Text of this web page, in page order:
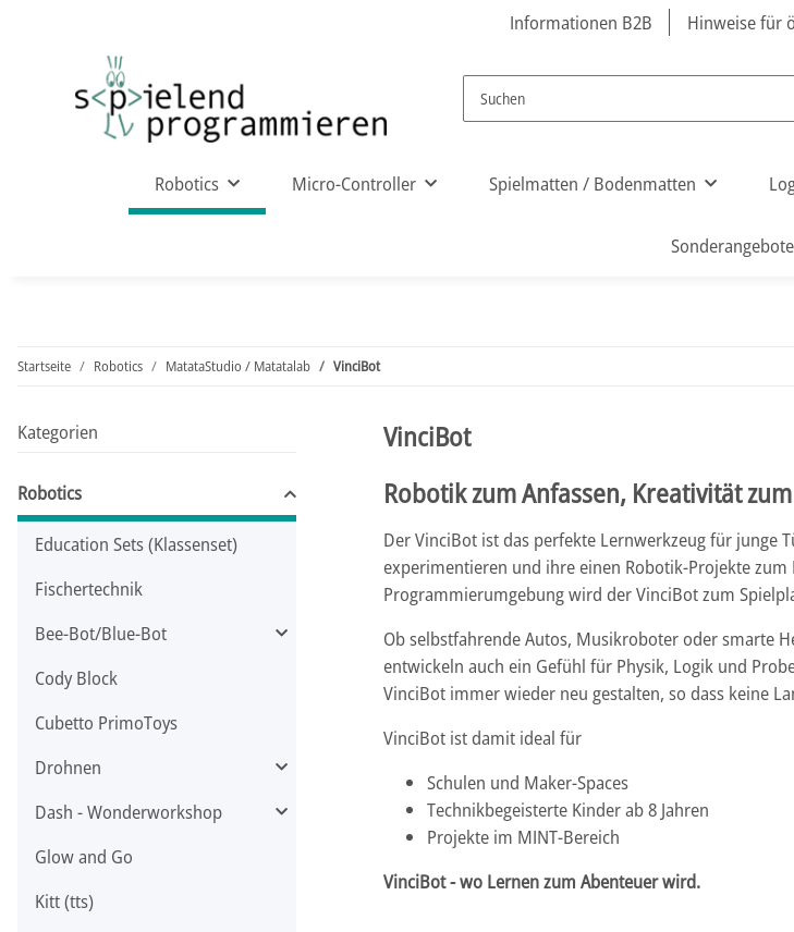
Informationen B2B Hinweise für
Robotics Micro-Controller Spielmatten / Bodenmatten
Sonderangebote
Startseite Robotics MatataStudio / Matatalab VinciBot
VinciBot
Robotik zum Anfassen, Kreativität
Der VinciBot ist das perfekte Lernwerkzeug für junge
experimentieren und ihre einen Robotik-Projekte
Programmierumgebung wird der VinciBot zum
Ob selbstfahrende Autos, Musikroboter oder smarte
entwickeln auch ein Gefühl für Physik, Logik und
VinciBot immer wieder neu gestalten, so dass keine
VinciBot ist damit ideal für
Schulen und Maker-Spaces
Technikbegeisterte Kinder ab 8 Jahren
Projekte im MINT-Bereich
VinciBot - wo Lernen zum Abenteuer wird.
Kategorien
Robotics
Education Sets (Klassenset)
Fischertechnik
Bee-Bot/Blue-Bot
Cody Block
Cubetto PrimoToys
Drohnen
Dash - Wonderworkshop
Glow and Go
Kitt (tts)